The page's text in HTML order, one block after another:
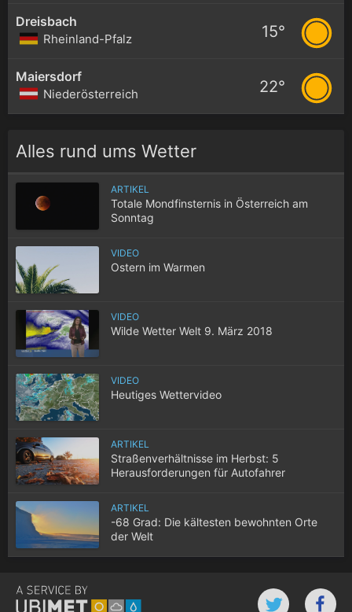
Dreisbach
Rheinland-Pfalz 15°
Maiersdorf
Niederösterreich 22°
Alles rund ums Wetter
ARTIKEL
Totale Mondfinsternis in Österreich am
Sonntag
VIDEO
Ostern im Warmen
VIDEO
Wilde Wetter Welt 9. März 2018
VIDEO
Heutiges Wettervideo
ARTIKEL
Straßenverhältnisse im Herbst: 5
Herausforderungen für Autofahrer
ARTIKEL
-68 Grad: Die kältesten bewohnten Orte
der Welt